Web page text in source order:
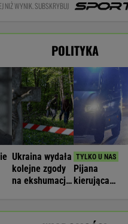
NIŻ WYNIK. SUBSKRYBUJ
POLITYKA
Ukraina wydała
kolejne zgody
na ekshumacje
Pijana
kierująca